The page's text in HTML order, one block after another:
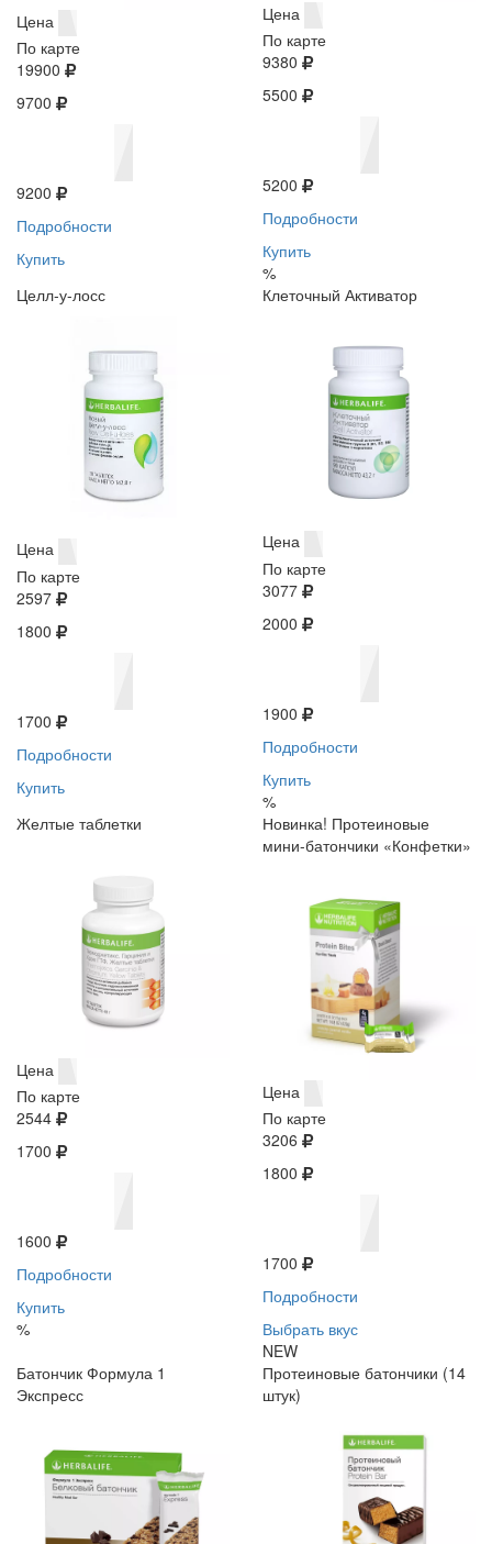
Цена
По карте
19900
9700
9200
Подробности
Купить
Цена
По карте
9380
5500
5200
Подробности
Купить
%
Целл-у-лосс
Цена
По карте
2597
1800
1700
Подробности
Купить
Клеточный Активатор
Цена
По карте
3077
2000
1900
Подробности
Купить
%
Желтые таблетки
Цена
По карте
2544
1700
1600
Подробности
Купить
%
Новинка! Протеиновые
мини-батончики «Конфетки»
Цена
По карте
3206
1800
1700
Подробности
Выбрать вкус
NEW
Батончик Формула 1
Экспресс
Протеиновые батончики (14
штук)